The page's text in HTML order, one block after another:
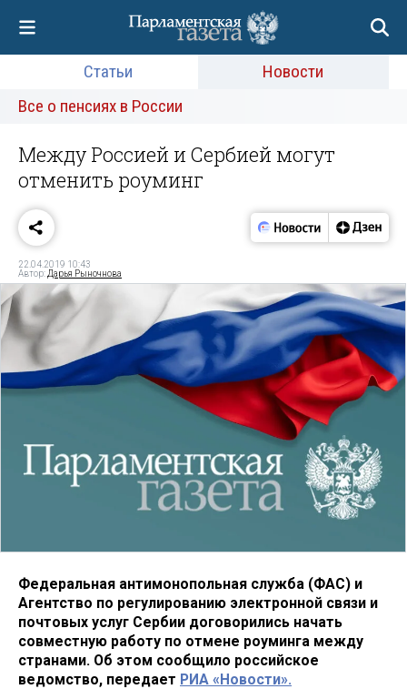
Статьи
Новости
Все о пенсиях в России
Между Россией и Сербией могут
отменить роуминг
22.04.2019 10:43
Автор: Дарья Рыночнова
Федеральная антимонопольная служба (ФАС) и
Агентство по регулированию электронной связи и
почтовых услуг Сербии договорились начать
совместную работу по отмене роуминга между
странами. Об этом сообщило российское
ведомство, передает РИА «Новости».